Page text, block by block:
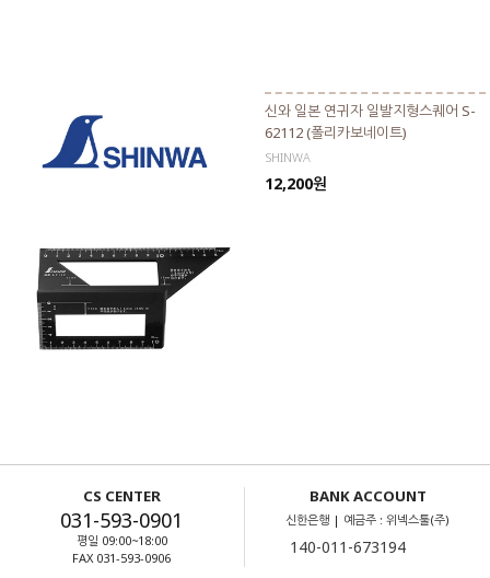
신와 일본 연귀자 일발지형스퀘어 S-
62112 (폴리카보네이트)
SHINWA
12,200원
CS CENTER
031-593-0901
평일 09:00~18:00
FAX 031-593-0906
BANK ACCOUNT
신한은행 | 예금주 : 위넥스툴(주)